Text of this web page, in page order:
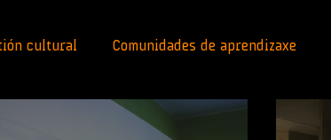
cultural Comunidades de aprendizaxe